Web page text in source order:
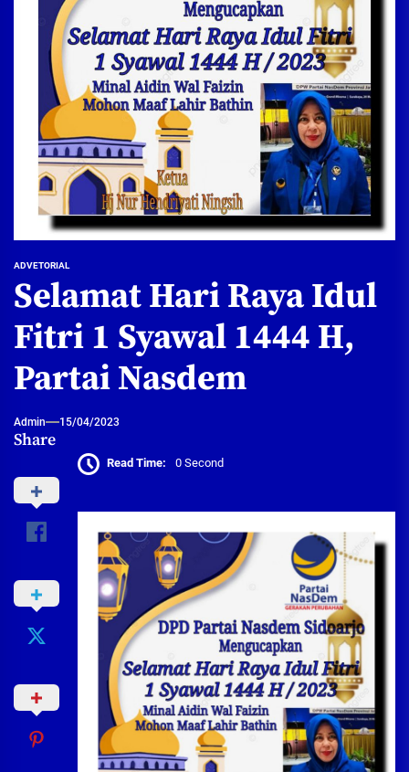
ADVETORIAL
Selamat Hari Raya Idul
Fitri 1 Syawal 1444 H,
Partai Nasdem
Admin 15/04/2023
Share
Read Time: 0 Second